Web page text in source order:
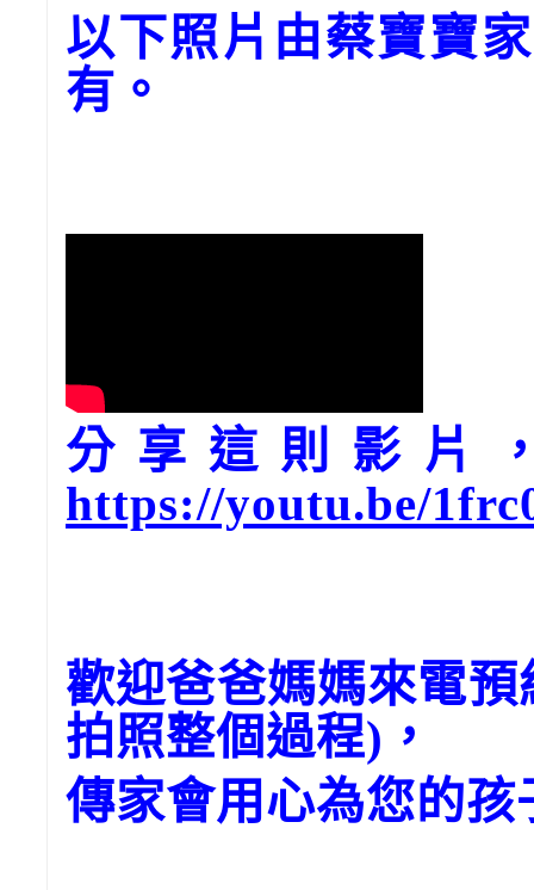
以下照片由蔡寶寶
有。
分享這則影片
https://youtu.be/
歡迎爸爸媽媽來電
拍照整個過程)，
傳家會用心為您的